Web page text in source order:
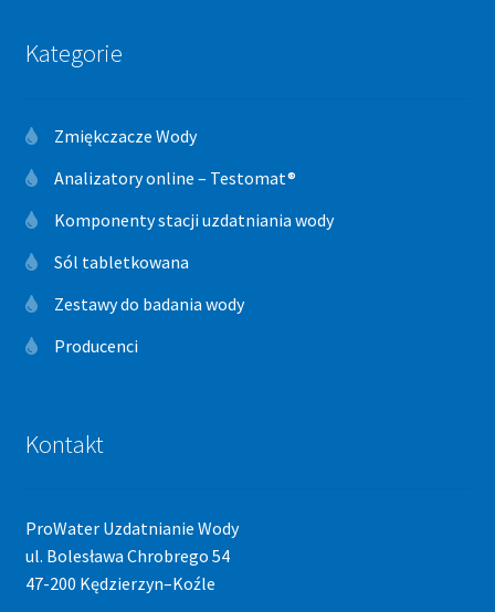
Kategorie
Zmiękczacze Wody
Analizatory online – Testomat®
Komponenty stacji uzdatniania wody
Sól tabletkowana
Zestawy do badania wody
Producenci
Kontakt
ProWater Uzdatnianie Wody
ul. Bolesława Chrobrego 54
47-200 Kędzierzyn–Koźle